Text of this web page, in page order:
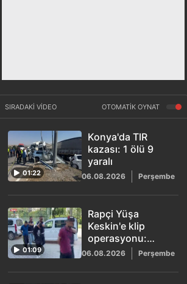
SIRADAKİ VİDEO OTOMATİK OYNAT
01:22
Konya'da TIR
kazası: 1 ölü 9
yaralı
06.08.2026 Perşembe
01:09
Rapçi Yüşa
Keskin'e klip
operasyonu:
Tüfekle poz veren
4 şüpheli adliyeye
sevk edildi
06.08.2026 Perşembe